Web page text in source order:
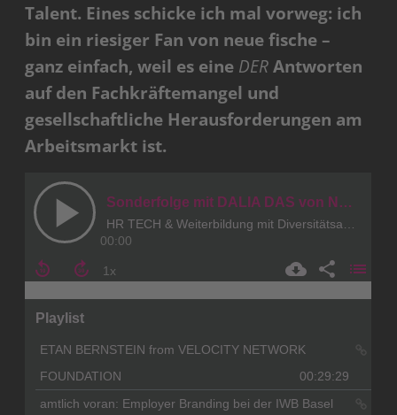
Talent. Eines schicke ich mal vorweg: ich
bin ein riesiger Fan von neue fische –
ganz einfach, weil es eine DERAntworten
auf den Fachkräftemangel und
gesellschaftliche Herausforderungen am
Arbeitsmarkt ist.